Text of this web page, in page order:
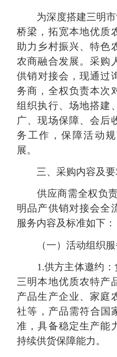
为深度搭建三明市
桥梁，拓宽本地优质
助力乡村振兴、特色
农商融合发展。采购
供销对接会，现通过
务商，全权负责本次
组织执行、场地搭建
广、现场保障、会后
务工作，保障活动
展。
三、采购内容及要
供应商需全权负责
明品产供销对接会全
服务内容及标准如下：
（一）活动组织服
1.供方主体邀约：
三明本地优质农特产
产品生产企业、家庭
社等，产品需符合国
准，具备稳定生产能
持续供货保障能力。